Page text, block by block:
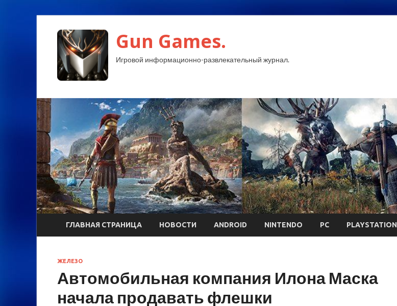
Gun Games.
Игровой информационно-развлекательный журнал.
ГЛАВНАЯ СТРАНИЦА НОВОСТИ ANDROID NINTENDO PC PLAYSTATION
ЖЕЛЕЗО
Автомобильная компания Илона Маска
начала продавать флешки